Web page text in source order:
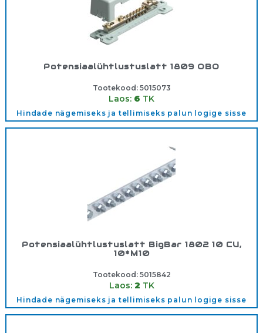
Potensiaalühtlustuslatt 1809 OBO
Tootekood: 5015073
Laos: 6 TK
Hindade nägemiseks ja tellimiseks palun logige sisse
Potensiaalühtlustuslatt BigBar 1802 10 CU,
10*M10
Tootekood: 5015842
Laos: 2 TK
Hindade nägemiseks ja tellimiseks palun logige sisse